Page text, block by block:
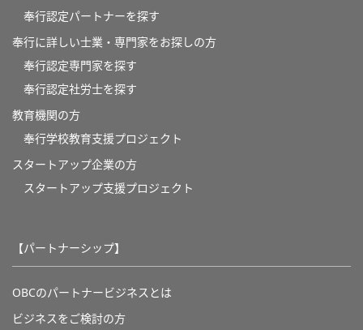
奉行認定パートナーを探す
奉行に詳しい士業・専門家をお探しの方
奉行認定専門家を探す
奉行認定社労士を探す
教育機関の方
奉⾏学校教育⽀援プロジェクト
スタートアップ企業の方
スタートアップ支援プロジェクト
【パートナーシップ】
OBCのパートナービジネスとは
ビジネスをご検討の方